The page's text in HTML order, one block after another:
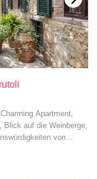
Apartment,
auf die Weinberge,
von